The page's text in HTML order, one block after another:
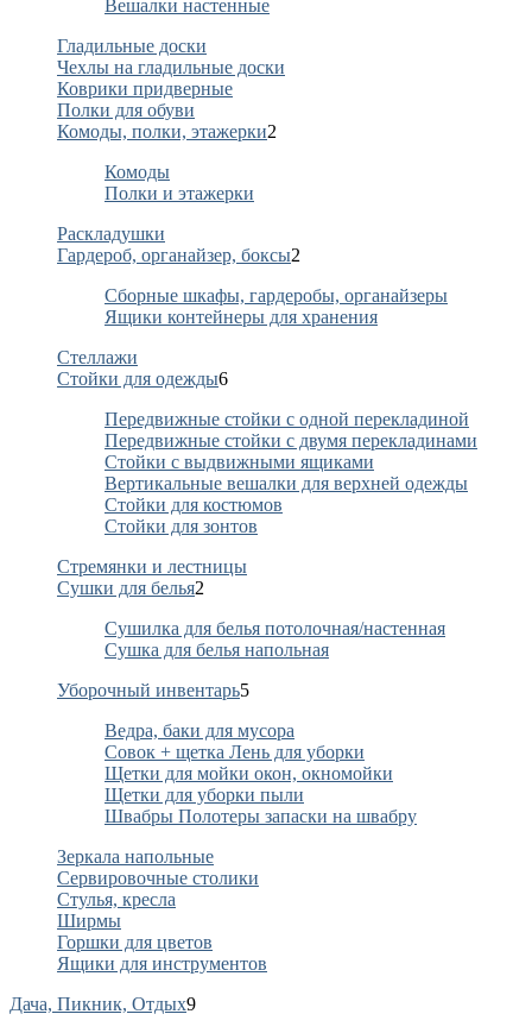
Вешалки настенные
Гладильные доски
Чехлы на гладильные доски
Коврики придверные
Полки для обуви
Комоды, полки, этажерки2
Комоды
Полки и этажерки
Раскладушки
Гардероб, органайзер, боксы2
Сборные шкафы, гардеробы, органайзеры
Ящики контейнеры для хранения
Стеллажи
Стойки для одежды6
Передвижные стойки с одной перекладиной
Передвижные стойки с двумя перекладинами
Стойки с выдвижными ящиками
Вертикальные вешалки для верхней одежды
Стойки для костюмов
Стойки для зонтов
Стремянки и лестницы
Сушки для белья2
Сушилка для белья потолочная/настенная
Сушка для белья напольная
Уборочный инвентарь5
Ведра, баки для мусора
Совок + щетка Лень для уборки
Щетки для мойки окон, окномойки
Щетки для уборки пыли
Швабры Полотеры запаски на швабру
Зеркала напольные
Сервировочные столики
Стулья, кресла
Ширмы
Горшки для цветов
Ящики для инструментов
Дача, Пикник, Отдых9